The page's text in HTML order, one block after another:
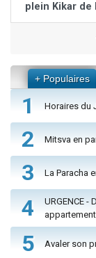
plein Kikar de
+ Populaires
1 Horaires du
2 Mitsva en
3 La Paracha
4
URGENCE -
5 Avaler son